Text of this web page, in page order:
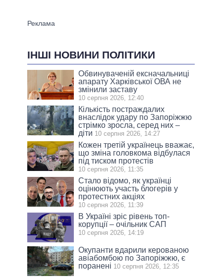
ІНШІ НОВИНИ ПОЛІТИКИ
Обвинуваченій ексначальниці
апарату Харківської ОВА не
змінили заставу
10 серпня 2026, 12:40
Кількість постраждалих
внаслідок удару по Запоріжжю
стрімко зросла, серед них –
діти 10 серпня 2026, 14:27
Кожен третій українець вважає,
що зміна головкома відбулася
під тиском протестів
10 серпня 2026, 11:35
Стало відомо, як українці
оцінюють участь блогерів у
протестних акціях
10 серпня 2026, 11:39
В Україні зріс рівень топ-
корупції – очільник САП
10 серпня 2026, 14:19
Окупанти вдарили керованою
авіабомбою по Запоріжжю, є
поранені 10 серпня 2026, 12:35